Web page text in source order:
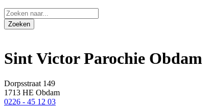
Sint Victor Parochie Obdam
Dorpsstraat 149
1713 HE Obdam
0226 - 45 12 03